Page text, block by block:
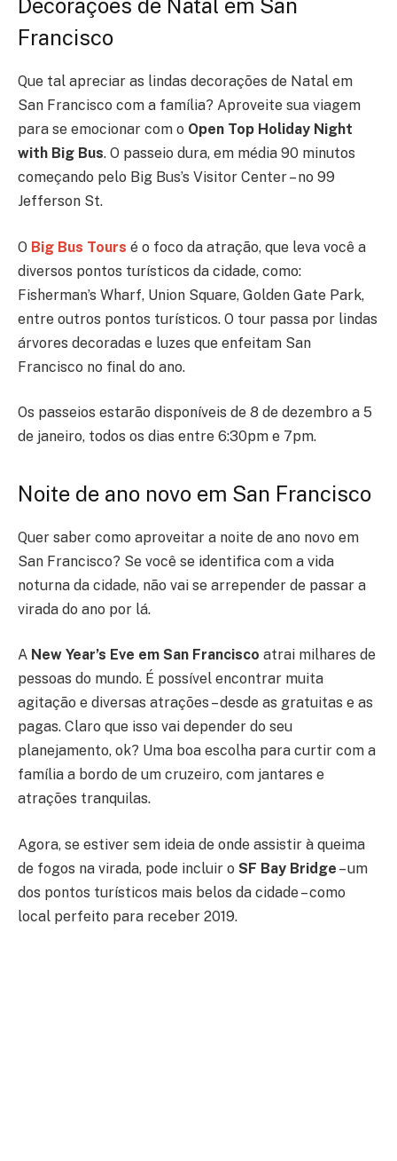
Decorações de Natal em San
Francisco
Que tal apreciar as lindas decorações de Natal em
San Francisco com a família? Aproveite sua viagem
para se emocionar com o Open Top Holiday Night
with Big Bus. O passeio dura, em média 90 minutos
começando pelo Big Bus’s Visitor Center – no 99
Jefferson St.
O Big Bus Tours é o foco da atração, que leva você a
diversos pontos turísticos da cidade, como:
Fisherman’s Wharf, Union Square, Golden Gate Park,
entre outros pontos turísticos. O tour passa por lindas
árvores decoradas e luzes que enfeitam San
Francisco no final do ano.
Os passeios estarão disponíveis de 8 de dezembro a 5
de janeiro, todos os dias entre 6:30pm e 7pm.
Noite de ano novo em San Francisco
Quer saber como aproveitar a noite de ano novo em
San Francisco? Se você se identifica com a vida
noturna da cidade, não vai se arrepender de passar a
virada do ano por lá.
A New Year’s Eve em San Francisco atrai milhares de
pessoas do mundo. É possível encontrar muita
agitação e diversas atrações – desde as gratuitas e as
pagas. Claro que isso vai depender do seu
planejamento, ok? Uma boa escolha para curtir com a
família a bordo de um cruzeiro, com jantares e
atrações tranquilas.
Agora, se estiver sem ideia de onde assistir à queima
de fogos na virada, pode incluir o SF Bay Bridge – um
dos pontos turísticos mais belos da cidade – como
local perfeito para receber 2019.